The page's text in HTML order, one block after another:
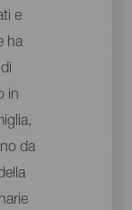
e
ha
in
da